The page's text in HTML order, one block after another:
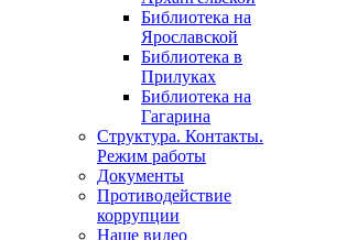
Библиотека на
Ярославской
Библиотека в
Прилуках
Библиотека на
Гагарина
Структура. Контакты.
Режим работы
Документы
Противодействие
коррупции
Наше видео